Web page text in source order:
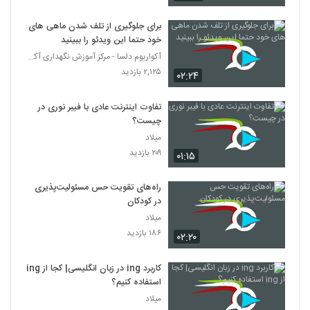
۰۲:۲۴
برای جلوگیری از تلف شدن ماهی های
خود حتما این ویدئو را ببینید
آکواریوم دلسا - مرکز آموزش نگهداری آکواریوم
۲,۱۲۵ بازدید
۰۱:۱۵
تفاوت اینترنت عادی با فیبر نوری در
چیست؟
میلاد
۲۰۹ بازدید
۰۲:۲۰
راه‌های تقویت حس مسئولیت‌پذیری
در کودکان
میلاد
۱۸۶ بازدید
کاربرد ing در زبان انگلیسی| کجا از ing
استفاده کنیم؟
میلاد